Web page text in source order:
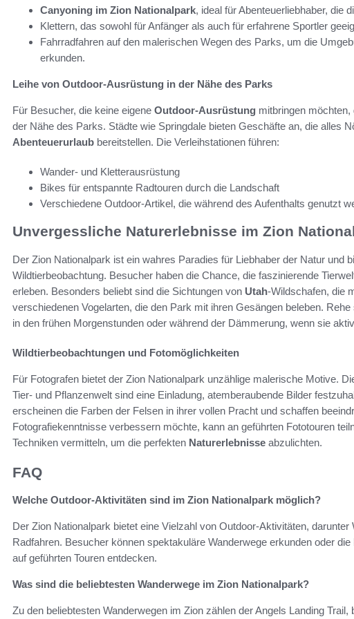
Canyoning im Zion Nationalpark, ideal für Abenteuerliebhaber, die
Klettern, das sowohl für Anfänger als auch für erfahrene Sportler
Fahrradfahren auf den malerischen Wegen des Parks, um die
erkunden.
Leihe von Outdoor-Ausrüstung in der Nähe des Parks
Für Besucher, die keine eigene Outdoor-Ausrüstung mitbringen
der Nähe des Parks. Städte wie Springdale bieten Geschäfte an, die alles
Abenteuerurlaub bereitstellen. Die Verleihstationen führen:
Wander- und Kletterausrüstung
Bikes für entspannte Radtouren durch die Landschaft
Verschiedene Outdoor-Artikel, die während des Aufenthalts genutzt
Unvergessliche Naturerlebnisse im Zion
Der Zion Nationalpark ist ein wahres Paradies für Liebhaber der Natur und
Wildtierbeobachtung. Besucher haben die Chance, die faszinierende
erleben. Besonders beliebt sind die Sichtungen von Utah-Wildschafen, die
verschiedenen Vogelarten, die den Park mit ihren Gesängen beleben.
in den frühen Morgenstunden oder während der Dämmerung, wenn sie
Wildtierbeobachtungen und Fotomöglichkeiten
Für Fotografen bietet der Zion Nationalpark unzählige malerische Motive.
Tier- und Pflanzenwelt sind eine Einladung, atemberaubende Bilder
erscheinen die Farben der Felsen in ihrer vollen Pracht und schaffen
Fotografiekenntnisse verbessern möchte, kann an geführten Fototouren
Techniken vermitteln, um die perfekten Naturerlebnisse abzulichten.
FAQ
Welche Outdoor-Aktivitäten sind im Zion Nationalpark möglich?
Der Zion Nationalpark bietet eine Vielzahl von Outdoor-Aktivitäten,
Radfahren. Besucher können spektakuläre Wanderwege erkunden oder
auf geführten Touren entdecken.
Was sind die beliebtesten Wanderwege im Zion Nationalpark?
Zu den beliebtesten Wanderwegen im Zion zählen der Angels Landing